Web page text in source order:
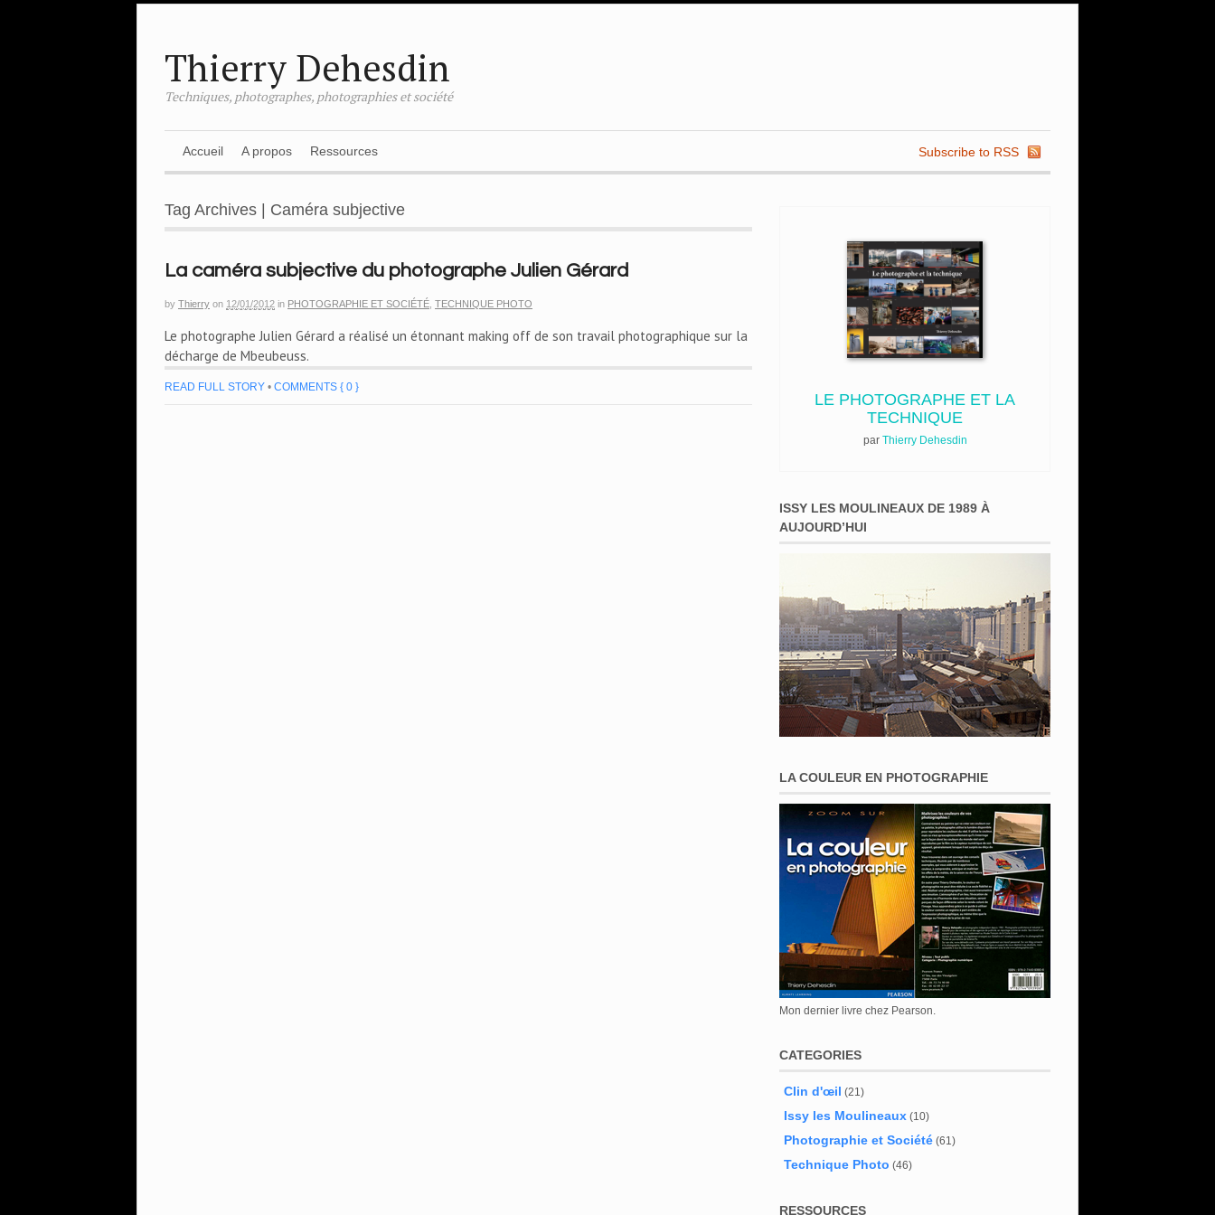
Thierry Dehesdin
Techniques, photographes, photographies et société
Subscribe to RSS
Accueil A propos Ressources
Tag Archives | Caméra subjective
La caméra subjective du photographe Julien Gérard
by Thierry on 12/01/2012 in PHOTOGRAPHIE ET SOCIÉTÉ TECHNIQUE PHOTO
Le photographe Julien Gérard a réalisé un étonnant making off de son travail photographique sur la
décharge de Mbeubeuss.
READ FULL STORY • COMMENTS { 0 }
LE PHOTOGRAPHE ET LA
TECHNIQUE
par Thierry Dehesdin
ISSY LES MOULINEAUX DE 1989 À
AUJOURD’HUI
LA COULEUR EN PHOTOGRAPHIE
Mon dernier livre chez Pearson.
CATEGORIES
Clin d'œil (21)
Issy les Moulineaux (10)
Photographie et Société (61)
Technique Photo (46)
RESSOURCES